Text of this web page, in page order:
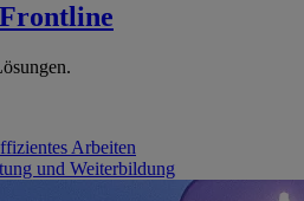
Arbeiten
und Weiterbildung